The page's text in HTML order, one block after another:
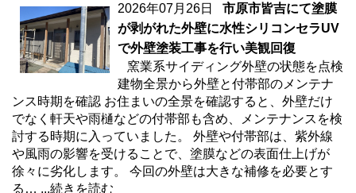
2026年07月26日 市原市皆吉にて塗膜
が剥がれた外壁に水性シリコンセラUV
で外壁塗装工事を行い美観回復
窯業系サイディング外壁の状態を点検
建物全景から外壁と付帯部のメンテナ
ンス時期を確認 お住まいの全景を確認すると、外壁だけ
でなく軒天や雨樋などの付帯部も含め、メンテナンスを検
討する時期に入っていました。 外壁や付帯部は、紫外線
や風雨の影響を受けることで、塗膜などの表面仕上げが
徐々に劣化します。 今回の外壁は大きな補修を必要とす
る… ...続きを読む